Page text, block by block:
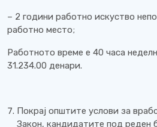
– 2 години работно искуство
работно место;
Работното време е 40 часа
31.234.00 денари.
Покрај општите услови за
Закон, кандидатите под реден